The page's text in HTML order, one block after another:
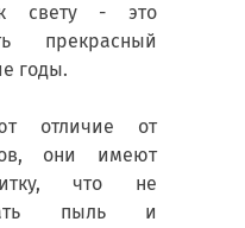
к свету - это
прекрасный
годы.
отличие от
они имеют
что не
пыль и